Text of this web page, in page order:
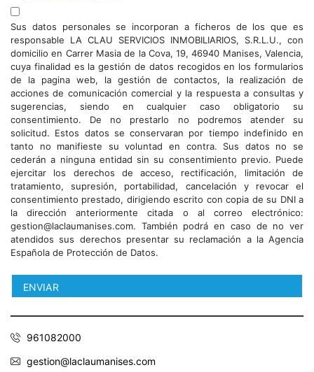
Sus datos personales se incorporan a ficheros de los que es
responsable LA CLAU SERVICIOS INMOBILIARIOS, S.R.L.U., con
domicilio en Carrer Masia de la Cova, 19, 46940 Manises, Valencia,
cuya finalidad es la gestión de datos recogidos en los formularios
de la pagina web, la gestión de contactos, la realización de
acciones de comunicación comercial y la respuesta a consultas y
sugerencias, siendo en cualquier caso obligatorio su
consentimiento. De no prestarlo no podremos atender su
solicitud. Estos datos se conservaran por tiempo indefinido en
tanto no manifieste su voluntad en contra. Sus datos no se
cederán a ninguna entidad sin su consentimiento previo. Puede
ejercitar los derechos de acceso, rectificación, limitación de
tratamiento, supresión, portabilidad, cancelación y revocar el
consentimiento prestado, dirigiendo escrito con copia de su DNI a
la dirección anteriormente citada o al correo electrónico:
gestion@laclaumanises.com. También podrá en caso de no ver
atendidos sus derechos presentar su reclamación a la Agencia
Española de Protección de Datos.
961082000
gestion@laclaumanises.com